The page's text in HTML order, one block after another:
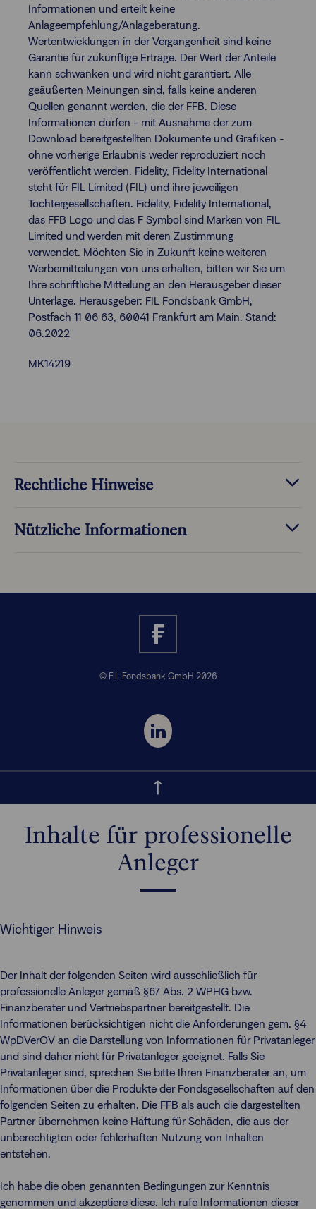
Informationen und erteilt keine
Anlageempfehlung/Anlageberatung.
Wertentwicklungen in der Vergangenheit sind keine
Garantie für zukünftige Erträge. Der Wert der Anteile
kann schwanken und wird nicht garantiert. Alle
geäußerten Meinungen sind, falls keine anderen
Quellen genannt werden, die der FFB. Diese
Informationen dürfen - mit Ausnahme der zum
Download bereitgestellten Dokumente und Grafiken -
ohne vorherige Erlaubnis weder reproduziert noch
veröffentlicht werden. Fidelity, Fidelity International
steht für FIL Limited (FIL) und ihre jeweiligen
Tochtergesellschaften. Fidelity, Fidelity International,
das FFB Logo und das F Symbol sind Marken von FIL
Limited und werden mit deren Zustimmung
verwendet. Möchten Sie in Zukunft keine weiteren
Werbemitteilungen von uns erhalten, bitten wir Sie um
Ihre schriftliche Mitteilung an den Herausgeber dieser
Unterlage. Herausgeber: FIL Fondsbank GmbH,
Postfach 11 06 63, 60041 Frankfurt am Main. Stand:
06.2022
MK14219
Rechtliche Hinweise
Nützliche Informationen
© FIL Fondsbank GmbH 2026
Inhalte für professionelle
Anleger
Wichtiger Hinweis
Der Inhalt der folgenden Seiten wird ausschließlich für
professionelle Anleger gemäß §67 Abs. 2 WPHG bzw.
Finanzberater und Vertriebspartner bereitgestellt. Die
Informationen berücksichtigen nicht die Anforderungen gem. §4
WpDVerOV an die Darstellung von Informationen für Privatanleger
und sind daher nicht für Privatanleger geeignet. Falls Sie
Privatanleger sind, sprechen Sie bitte Ihren Finanzberater an, um
Informationen über die Produkte der Fondsgesellschaften auf den
folgenden Seiten zu erhalten. Die FFB als auch die dargestellten
Partner übernehmen keine Haftung für Schäden, die aus der
unberechtigten oder fehlerhaften Nutzung von Inhalten
entstehen.
Ich habe die oben genannten Bedingungen zur Kenntnis
genommen und akzeptiere diese. Ich rufe Informationen dieser